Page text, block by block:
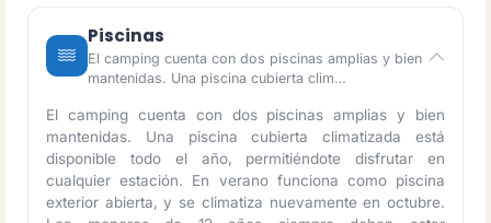
Piscinas
El camping cuenta con dos piscinas amplias y bien
mantenidas. Una piscina cubierta clim…
El camping cuenta con dos piscinas amplias y bien
mantenidas. Una piscina cubierta climatizada está
disponible todo el año, permitiéndote disfrutar en
cualquier estación. En verano funciona como piscina
exterior abierta, y se climatiza nuevamente en octubre.